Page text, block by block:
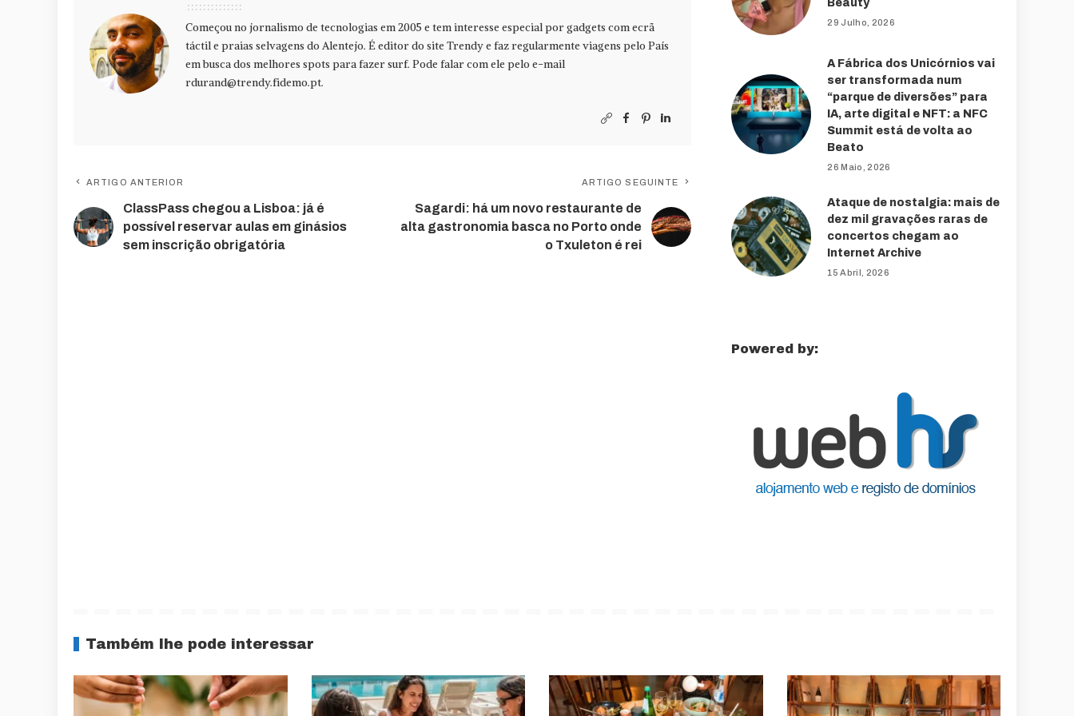
Começou no jornalismo de tecnologias em 2005 e tem interesse especial por gadgets com ecrã
táctil e praias selvagens do Alentejo. É editor do site Trendy e faz regularmente viagens pelo País
em busca dos melhores spots para fazer surf. Pode falar com ele pelo e-mail
rdurand@trendy.fidemo.pt.
ARTIGO ANTERIOR
ClassPass chegou a Lisboa: já é
possível reservar aulas em ginásios
sem inscrição obrigatória
ARTIGO SEGUINTE
Sagardi: há um novo restaurante de
alta gastronomia basca no Porto onde
o Txuleton é rei
Beauty
29 Julho, 2026
A Fábrica dos Unicórnios vai
ser transformada num
“parque de diversões” para
IA, arte digital e NFT: a NFC
Summit está de volta ao
Beato
26 Maio, 2026
Ataque de nostalgia: mais de
dez mil gravações raras de
concertos chegam ao
Internet Archive
15 Abril, 2026
Powered by:
Também lhe pode interessar